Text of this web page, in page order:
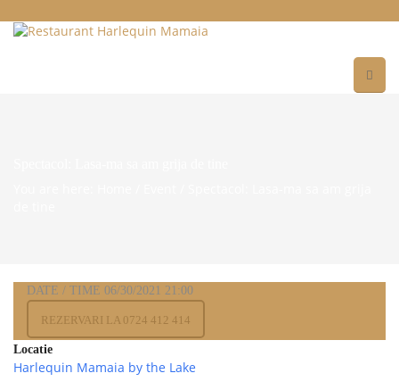
DATE / TIME 06/30/2021 21:00
REZERVARI LA 0724 412 414
Locatie
Harlequin Mamaia by the Lake